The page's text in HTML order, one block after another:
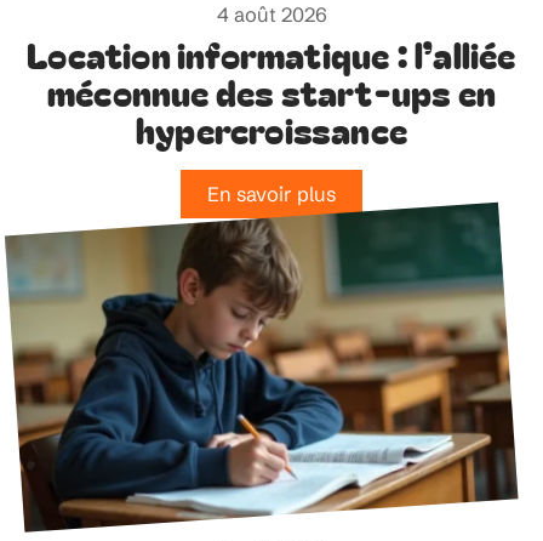
4 août 2026
Location informatique : l’alliée
méconnue des start-ups en
hypercroissance
En savoir plus